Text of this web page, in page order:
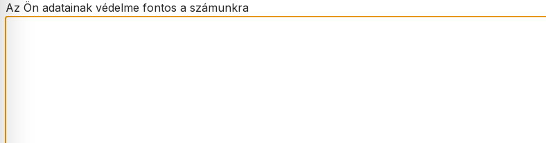
Az Ön adatainak védelme fontos a számunkra